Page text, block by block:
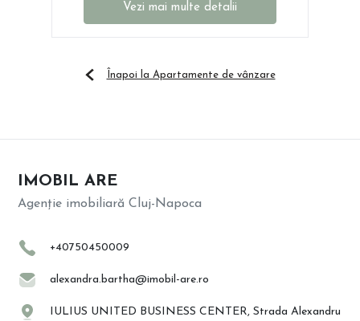
Vezi mai multe detalii
Înapoi la Apartamente de vânzare
IMOBIL ARE
Agenție imobiliară Cluj-Napoca
+40750450009
alexandra.bartha@imobil-are.ro
IULIUS UNITED BUSINESS CENTER, Strada Alexandru